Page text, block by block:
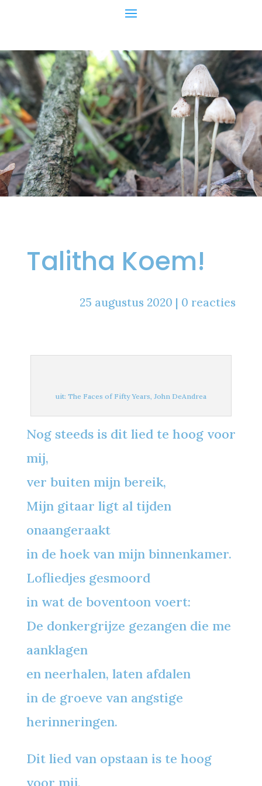
Talitha Koem!
25 augustus 2020 | 0 reacties
uit: The Faces of Fifty Years, John DeAndrea
Nog steeds is dit lied te hoog voor
mij,
ver buiten mijn bereik,
Mijn gitaar ligt al tijden
onaangeraakt
in de hoek van mijn binnenkamer.
Lofliedjes gesmoord
in wat de boventoon voert:
De donkergrijze gezangen die me
aanklagen
en neerhalen, laten afdalen
in de groeve van angstige
herinneringen.
Dit lied van opstaan is te hoog
voor mij,